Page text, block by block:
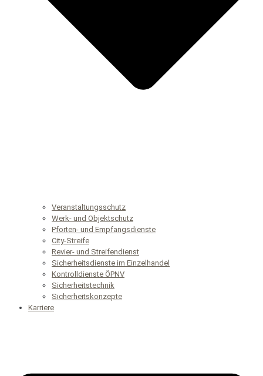
Veranstaltungsschutz
Werk- und Objektschutz
Pforten- und Empfangsdienste
City-Streife
Revier- und Streifendienst
Sicherheitsdienste im Einzelhandel
Kontrolldienste ÖPNV
Sicherheitstechnik
Sicherheitskonzepte
Karriere